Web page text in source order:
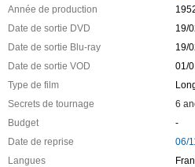
Année de production
Date de sortie DVD
19/
Date de sortie Blu-ray
19/
Date de sortie VOD
01/
Type de film
Secrets de tournage
6
Budget
-
Date de reprise
06/
Langues